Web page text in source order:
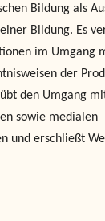
Bildung als
Bildung. Es
im Umgang
der
den Umgang
sowie medialen
und erschließt